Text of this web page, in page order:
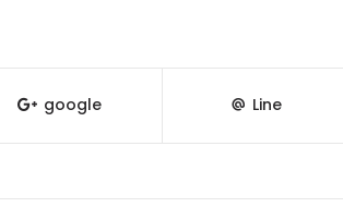
google Line